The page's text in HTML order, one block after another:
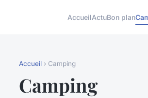
AccueilActuBon plan
Accueil › Camping
Camping